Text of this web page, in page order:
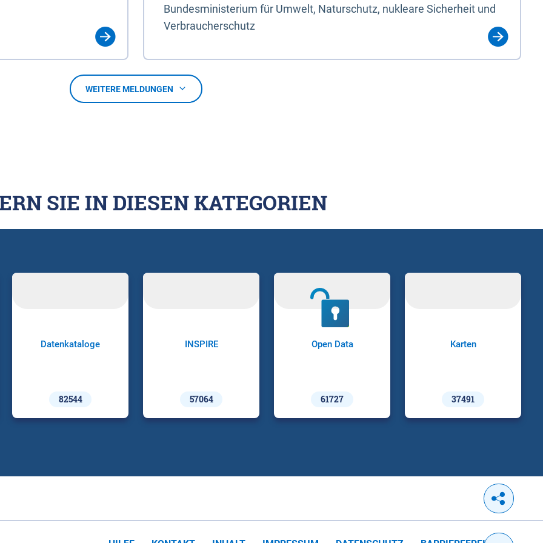
Bundesministerium für Umwelt, Naturschutz, nukleare Sicherheit und
Verbraucherschutz
WEITERE MELDUNGEN
SIE IN DIESEN KATEGORIEN
Datenkataloge
82544
INSPIRE
57064
Open Data
61727
Karten
37491